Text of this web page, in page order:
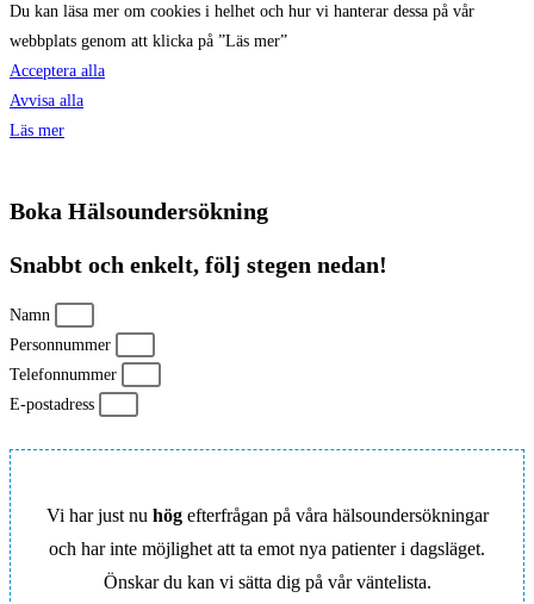
Du kan läsa mer om cookies i helhet och hur vi hanterar dessa på vår
webbplats genom att klicka på ”Läs mer”
Acceptera alla
Avvisa alla
Läs mer
Boka Hälsoundersökning
Snabbt och enkelt, följ stegen nedan!
Namn
Personnummer
Telefonnummer
E-postadress
Vi har just nu högefterfrågan på våra hälsoundersökningar
och har inte möjlighet att ta emot nya patienter i dagsläget.
Önskar du kan vi sätta dig på vår väntelista.